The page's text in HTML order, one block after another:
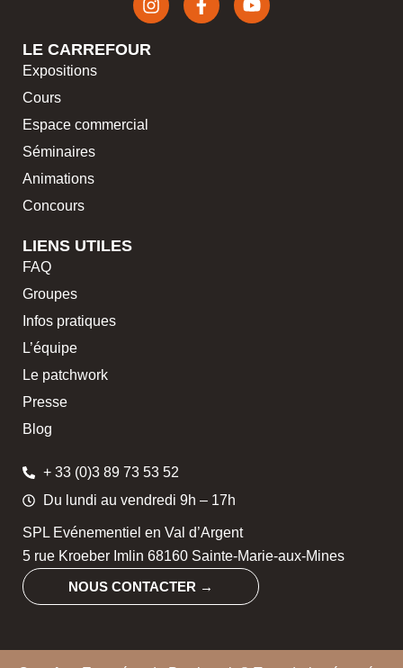
LE CARREFOUR
Expositions
Cours
Espace commercial
Séminaires
Animations
Concours
LIENS UTILES
FAQ
Groupes
Infos pratiques
L’équipe
Le patchwork
Presse
Blog
+ 33 (0)3 89 73 53 52
Du lundi au vendredi 9h – 17h
SPL Evénementiel en Val d’Argent
5 rue Kroeber Imlin 68160 Sainte-Marie-aux-Mines
NOUS CONTACTER →